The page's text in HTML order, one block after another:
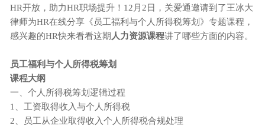
HR开放，助力HR职场提升！12月2日，关爱通邀请到了王冰大
律师为HR在线分享《员工福利与个人所得税筹划》专题课程，
感兴趣的HR快来看看这期 人力资源课程讲了哪些方面的内容。
员工福利与个人所得税筹划
课程大纲
一、个人所得税筹划逻辑过程
1、工资取得收入与个人所得税
2、员工从企业取得收入个人所得税合规处理